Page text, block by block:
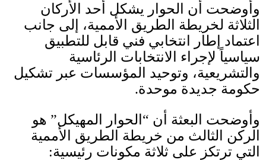
وأوضحت أن الحوار يشكل أحد الأركان
الثلاثة لخريطة الطريق الأممية، إلى جانب
اعتماد إطار انتخابي فني قابل للتطبيق
سياسياً لإجراء الانتخابات الرئاسية
والتشريعية، وتوحيد المؤسسات عبر تشكيل
حكومة جديدة موحدة.
وأوضحت البعثة أن “ الحوار المهيكل” هو
الركن الثالث من خريطة الطريق الأممية
التي ترتكز على ثلاثة مكونات رئيسية: